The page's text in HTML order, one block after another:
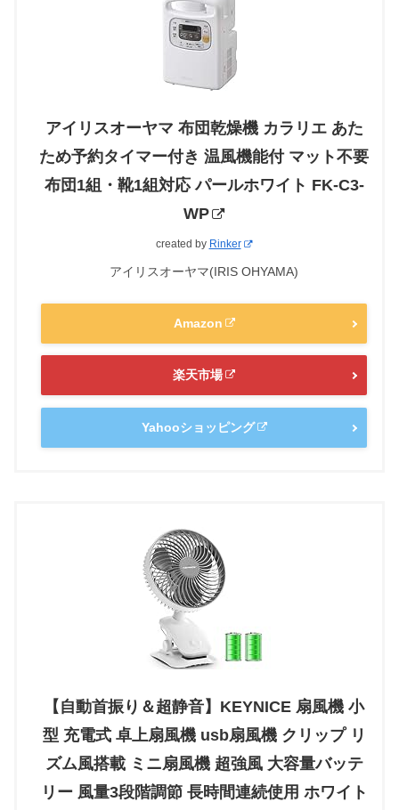
アイリスオーヤマ 布団乾燥機 カラリエ あた
ため予約タイマー付き 温風機能付 マット不要
布団1組・靴1組対応 パールホワイト FK-C3-
WP
created by Rinker
アイリスオーヤマ(IRIS OHYAMA)
Amazon
楽天市場
Yahooショッピング
【自動首振り＆超静音】KEYNICE 扇風機 小
型 充電式 卓上扇風機 usb扇風機 クリップ リ
ズム風搭載 ミニ扇風機 超強風 大容量バッテ
リー 風量3段階調節 長時間連続使用 ホワイト